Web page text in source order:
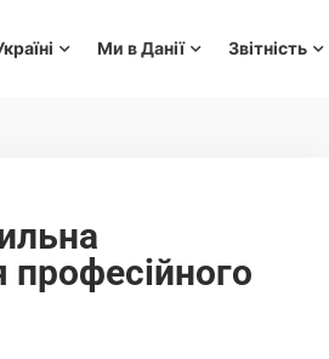
Ми в Данії Звітність
професійного